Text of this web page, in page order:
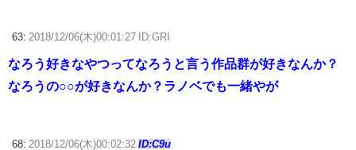
63: 2018/12/06(木)00:01:27 ID:GRI
なろう好きなやつってなろうと言う作品群が好きなんか？
なろうの○○が好きなんか？ラノベでも一緒やが
68: 2018/12/06(木)00:02:32 ID:C9u